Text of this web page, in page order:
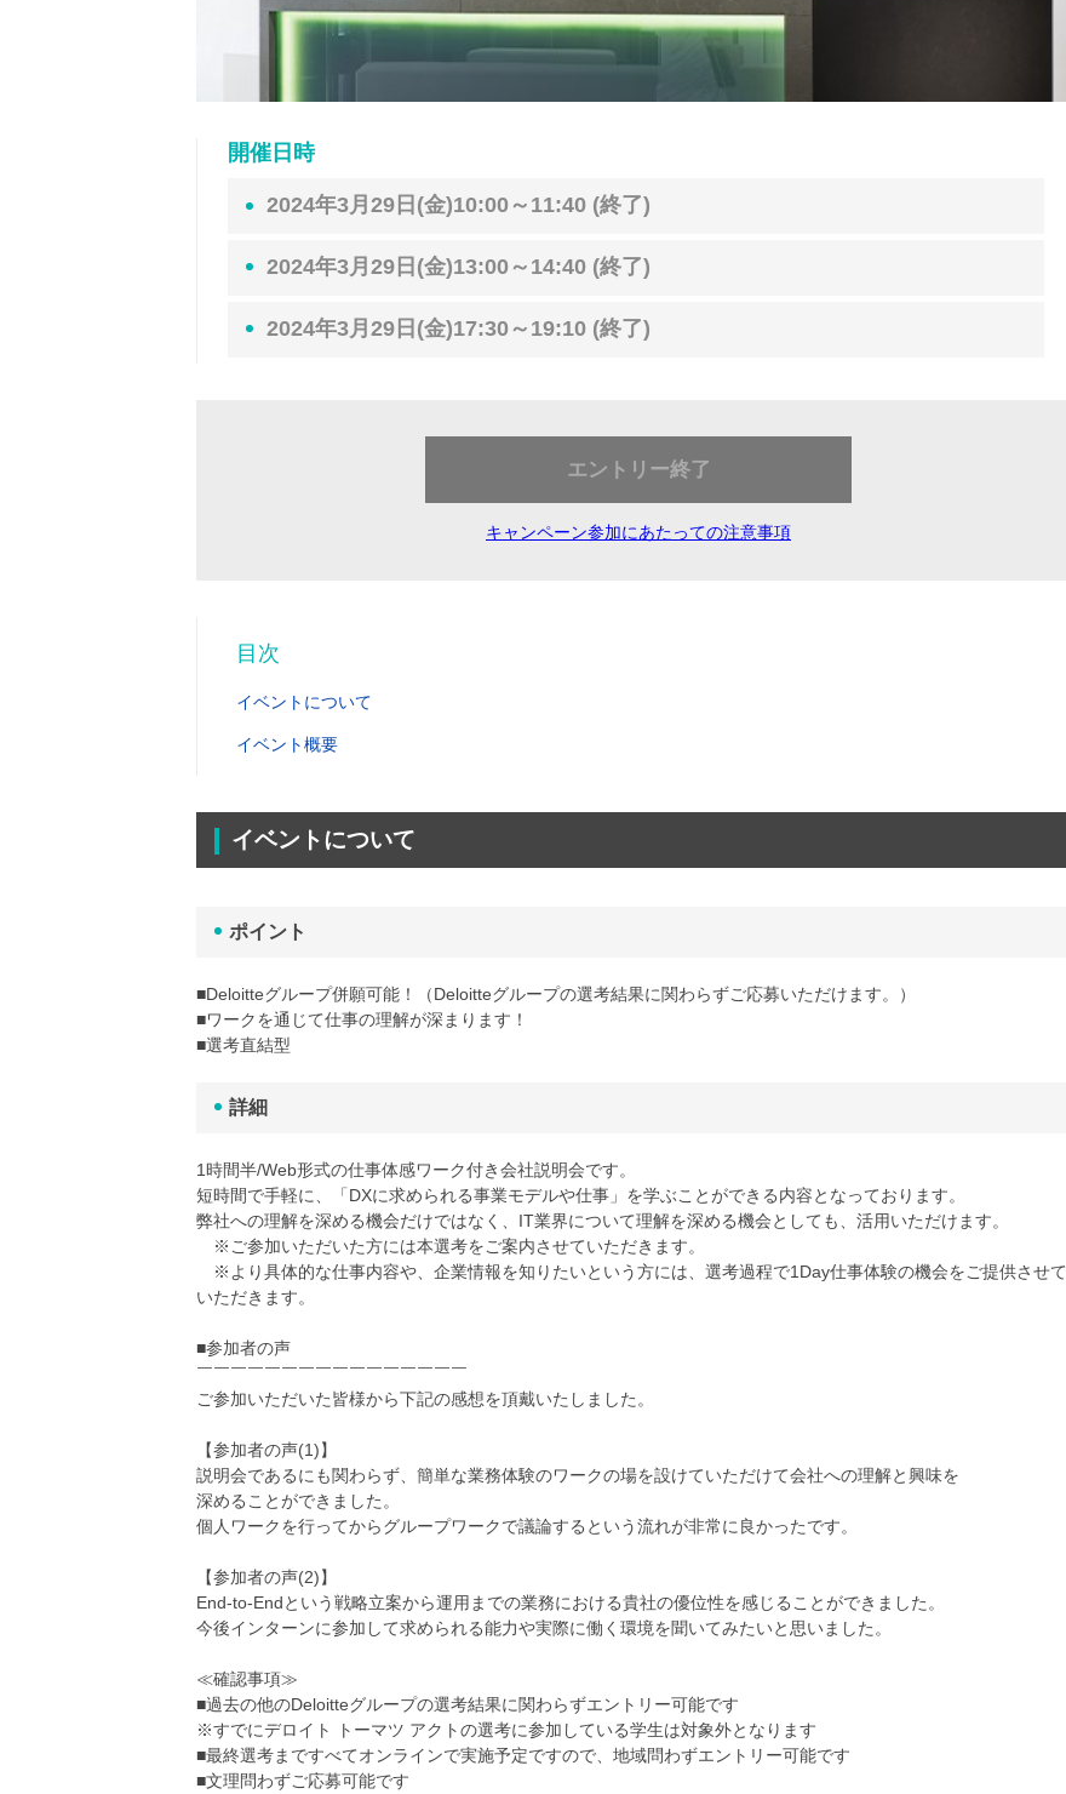
開催日時
2024年3月29日(金)10:00～11:40 (終了)
2024年3月29日(金)13:00～14:40 (終了)
2024年3月29日(金)17:30～19:10 (終了)
エントリー終了
キャンペーン参加にあたっての注意事項
目次
イベントについて
イベント概要
イベントについて
ポイント
■Deloitteグループ併願可能！（Deloitteグループの選考結果に関わらずご応募いただけます。）
■ワークを通じて仕事の理解が深まります！
■選考直結型
詳細
1時間半/Web形式の仕事体感ワーク付き会社説明会です。
短時間で手軽に、「DXに求められる事業モデルや仕事」を学ぶことができる内容となっております。
弊社への理解を深める機会だけではなく、IT業界について理解を深める機会としても、活用いただけます。
※ご参加いただいた方には本選考をご案内させていただきます。
※より具体的な仕事内容や、企業情報を知りたいという方には、選考過程で1Day仕事体験の機会をご提供させて
いただきます。
■参加者の声
￣￣￣￣￣￣￣￣￣￣￣￣￣￣￣￣
ご参加いただいた皆様から下記の感想を頂戴いたしました。
【参加者の声(1)】
説明会であるにも関わらず、簡単な業務体験のワークの場を設けていただけて会社への理解と興味を
深めることができました。
個人ワークを行ってからグループワークで議論するという流れが非常に良かったです。
【参加者の声(2)】
End-to-Endという戦略立案から運用までの業務における貴社の優位性を感じることができました。
今後インターンに参加して求められる能力や実際に働く環境を聞いてみたいと思いました。
≪確認事項≫
■過去の他のDeloitteグループの選考結果に関わらずエントリー可能です
※すでにデロイト トーマツ アクトの選考に参加している学生は対象外となります
■最終選考まですべてオンラインで実施予定ですので、地域問わずエントリー可能です
■文理問わずご応募可能です